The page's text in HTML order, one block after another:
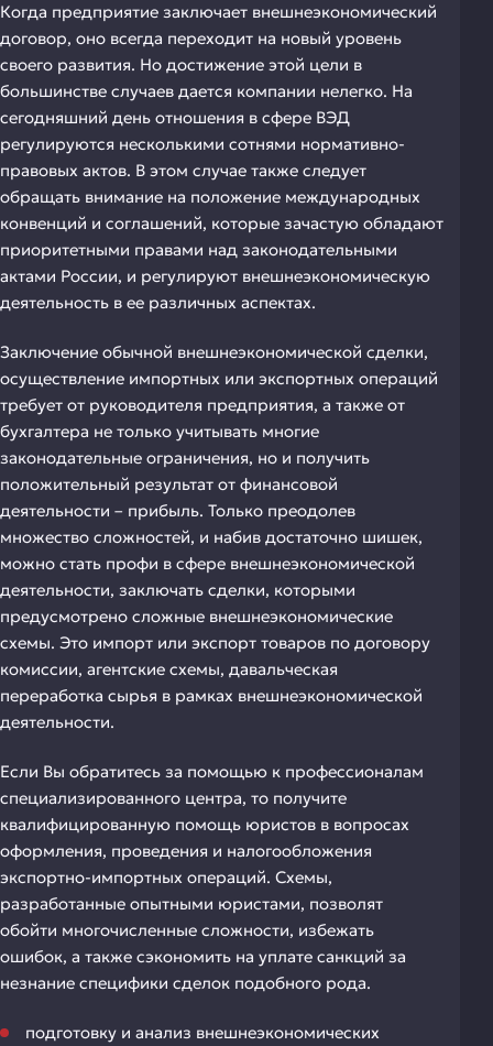
Когда предприятие заключает внешнеэкономический
договор, оно всегда переходит на новый уровень
своего развития. Но достижение этой цели в
большинстве случаев дается компании нелегко. На
сегодняшний день отношения в сфере ВЭД
регулируются несколькими сотнями нормативно-
правовых актов. В этом случае также следует
обращать внимание на положение международных
конвенций и соглашений, которые зачастую обладают
приоритетными правами над законодательными
актами России, и регулируют внешнеэкономическую
деятельность в ее различных аспектах.
Заключение обычной внешнеэкономической сделки,
осуществление импортных или экспортных операций
требует от руководителя предприятия, а также от
бухгалтера не только учитывать многие
законодательные ограничения, но и получить
положительный результат от финансовой
деятельности – прибыль. Только преодолев
множество сложностей, и набив достаточно шишек,
можно стать профи в сфере внешнеэкономической
деятельности, заключать сделки, которыми
предусмотрено сложные внешнеэкономические
схемы. Это импорт или экспорт товаров по договору
комиссии, агентские схемы, давальческая
переработка сырья в рамках внешнеэкономической
деятельности.
Если Вы обратитесь за помощью к профессионалам
специализированного центра, то получите
квалифицированную помощь юристов в вопросах
оформления, проведения и налогообложения
экспортно-импортных операций. Схемы,
разработанные опытными юристами, позволят
обойти многочисленные сложности, избежать
ошибок, а также сэкономить на уплате санкций за
незнание специфики сделок подобного рода.
подготовку и анализ внешнеэкономических